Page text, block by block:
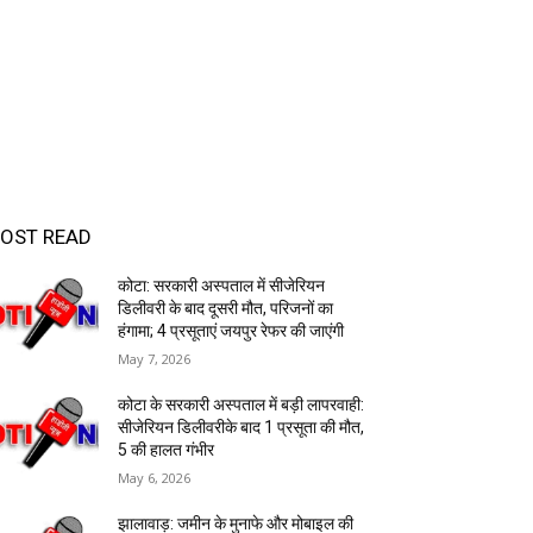
READ
कोटा: सरकारी अस्पताल में सीजेरियन
डिलीवरी के बाद दूसरी मौत, परिजनों का
हंगामा; 4 प्रसूताएं जयपुर रेफर की जाएंगी
May 7, 2026
कोटा के सरकारी अस्पताल में बड़ी लापरवाही:
सीजेरियन डिलीवरीके बाद 1 प्रसूता की मौत,
5 की हालत गंभीर
May 6, 2026
झालावाड़: जमीन के मुनाफे और मोबाइल की